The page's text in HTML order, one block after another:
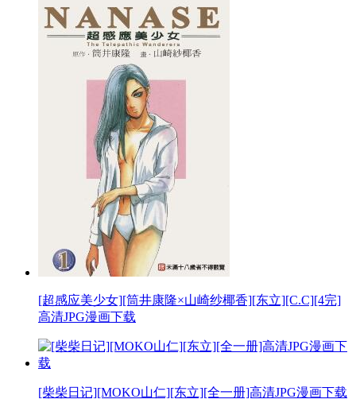
[超感应美少女][筒井康隆×山崎纱椰香][东立][C.C][4完]
高清JPG漫画下载
[柴柴日记][MOKO山仁][东立][全一册]高清JPG漫画下载